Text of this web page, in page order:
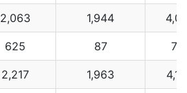
2,063 1,944
625 87
2,217 1,963